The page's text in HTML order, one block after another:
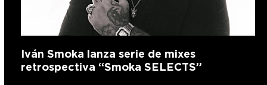
Iván Smoka lanza serie de mixes
retrospectiva “Smoka SELECTS”